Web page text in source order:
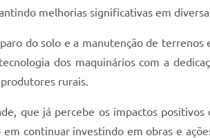
melhorias significativas em
do solo e a manutenção de
dos maquinários com a
rurais.
que já percebe os impactos
continuar investindo em obras e